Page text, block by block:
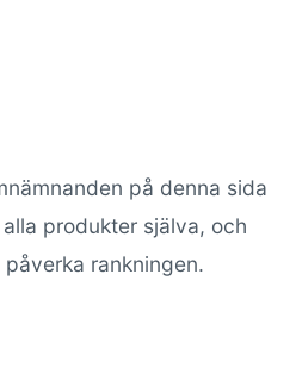
på denna sida
produkter själva, och
rankningen.